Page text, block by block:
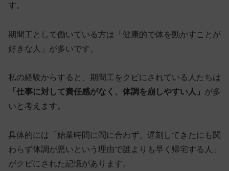
す。
期間工として働いている方は「健康的で体を動かすことが
好きな人」が多いです。
私の経験からすると、期間工をクビにされている人たちは
「仕事に対して責任感がなく、体調を崩しやすい人」 が多
いと考えます。
具体的には「始業時間に間に合わず、遅刻してきたにも関
わらず体調が悪いという理由で誰よりも早く帰宅する人」
がクビにされた記憶があります。